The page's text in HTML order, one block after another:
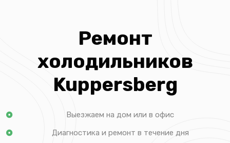
Ремонт
холодильников
Kuppersberg
Выезжаем на дом или в офис
Диагностика и ремонт в течение дня